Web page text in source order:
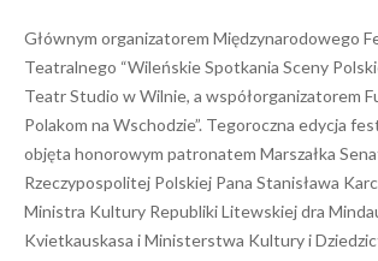
Głównym organizatorem Międzynarodowego
Teatralnego “Wileńskie Spotkania Sceny
Teatr Studio w Wilnie, a współorganizatorem
Polakom na Wschodzie”. Tegoroczna edycja
objęta honorowym patronatem Marszałka
Rzeczypospolitej Polskiej Pana Stanisława
Ministra Kultury Republiki Litewskiej dra
Kvietkauskasa i Ministerstwa Kultury i